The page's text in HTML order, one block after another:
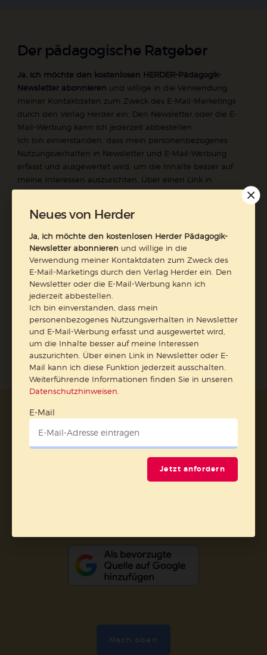
Der pädagogische Ratgeber
Ja, ich möchte den kostenlosen HERDER-Pädagogik-
Newsletter abonnieren und willige in die Verwendung
meiner Kontaktdaten zum Zweck des E-Mail-Marketings
durch den Verlag Herder ein. Den Newsletter oder die E-
Mail-Werbung kann ich jederzeit abbestellen.
Ich bin einverstanden, dass mein personenbezogenes
Nutzungsverhalten in Newsletter und E-Mail-Werbung
erfasst und ausgewertet wird, um die Inhalte besser auf
meine Interessen auszurichten. Über einen Link in
Newsletter oder E-Mail kann ich diese Funktion jederzeit
Weiterführende Informationen finden Sie in unseren
Datenschutzhinweisen
.
E-Mail
Jetzt anmelden
AGB und Widerrufsbelehrung
Vertrag widerrufen
Neues von Herder
Ja, ich möchte den kostenlosen Herder Pädagogik-
Newsletter abonnieren und willige in die
Verwendung meiner Kontaktdaten zum Zweck des
E-Mail-Marketings durch den Verlag Herder ein. Den
Newsletter oder die E-Mail-Werbung kann ich
jederzeit abbestellen.
Ich bin einverstanden, dass mein
personenbezogenes Nutzungsverhalten in Newsletter
und E-Mail-Werbung erfasst und ausgewertet wird,
um die Inhalte besser auf meine Interessen
auszurichten. Über einen Link in Newsletter oder E-
Mail kann ich diese Funktion jederzeit ausschalten.
Weiterführende Informationen finden Sie in unseren
Datenschutzhinweisen
E-Mail
Jetzt anfordern